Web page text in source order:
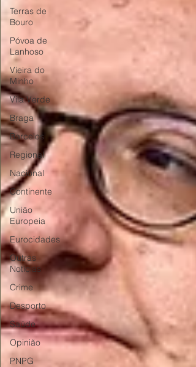
Terras de
Bouro
Póvoa de
Lanhoso
Vieira do
Minho
Vila Verde
Braga
Barcelos
Regional
Nacional
Continente
União
Europeia
Eurocidades
Outras
Notícias
Crime
Desporto
Saúde
Opinião
PNPG